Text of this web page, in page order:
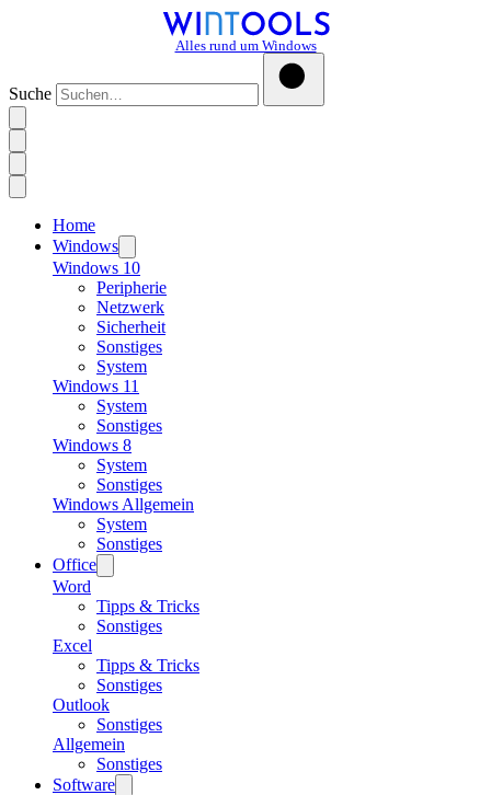
Alles rund um Windows
Suche
Home
Windows
Windows 10
Peripherie
Netzwerk
Sicherheit
Sonstiges
System
Windows 11
System
Sonstiges
Windows 8
System
Sonstiges
Windows Allgemein
System
Sonstiges
Office
Word
Tipps & Tricks
Sonstiges
Excel
Tipps & Tricks
Sonstiges
Outlook
Sonstiges
Allgemein
Sonstiges
Software